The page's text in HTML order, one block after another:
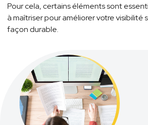
Pour cela, certains éléments sont
à maîtriser pour améliorer votre visibilité
façon durable.